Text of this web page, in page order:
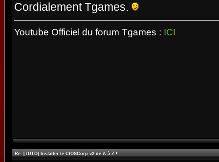
Cordialement Tgames.
Youtube Officiel du forum Tgames : ICI
Re: [TUTO] Installer le CIOSCorp v2 de A à Z !